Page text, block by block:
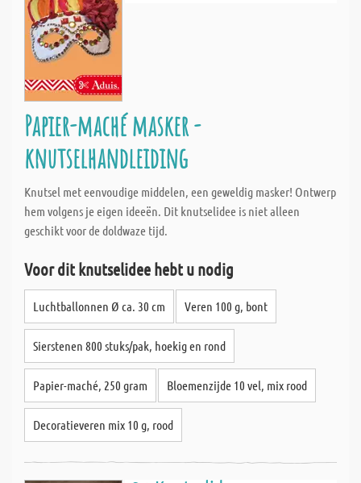
Papier-maché masker -
knutselhandleiding
Knutsel met eenvoudige middelen, een geweldig masker! Ontwerp
hem volgens je eigen ideeën. Dit knutselidee is niet alleen
geschikt voor de doldwaze tijd.
Voor dit knutselidee hebt u nodig
Luchtballonnen Ø ca. 30 cm Veren 100 g, bont
Sierstenen 800 stuks/pak, hoekig en rond
Papier-maché, 250 gram Bloemenzijde 10 vel, mix rood
Decoratieveren mix 10 g, rood